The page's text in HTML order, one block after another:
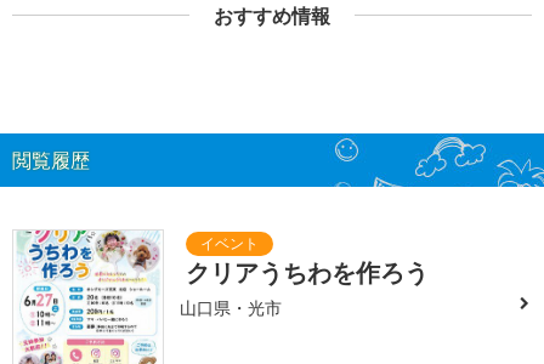
おすすめ情報
閲覧履歴
クリアうちわを作ろう
山口県・光市